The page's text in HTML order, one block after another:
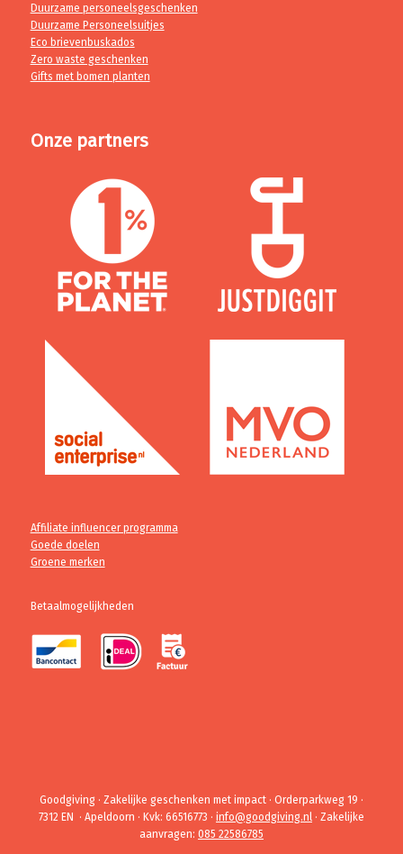
Duurzame personeelsgeschenken
Duurzame Personeelsuitjes
Eco brievenbuskados
Zero waste geschenken
Gifts met bomen planten
Onze partners
Affiliate influencer programma
Goede doelen
Groene merken
Betaalmogelijkheden
Goodgiving · Zakelijke geschenken met impact · Orderparkweg 19 ·
7312 EN · Apeldoorn · Kvk: 66516773 · info@goodgiving.nl · Zakelijke
aanvragen: 085 22586785